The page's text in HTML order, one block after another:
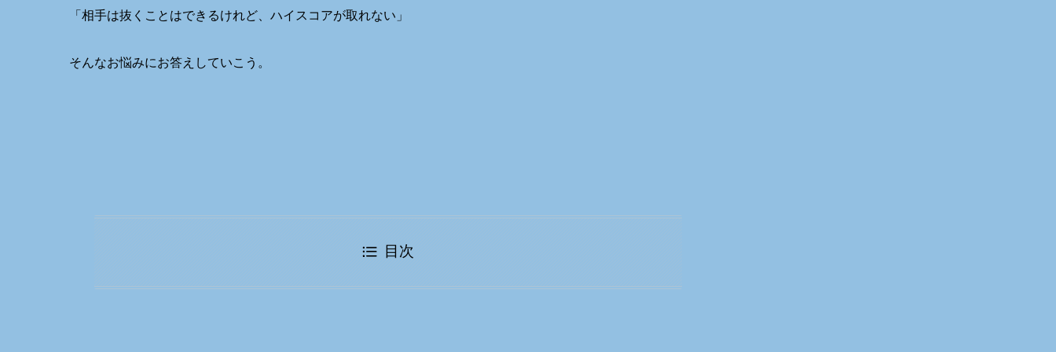
「相手は抜くことはできるけれど、ハイスコアが取れない」
そんなお悩みにお答えしていこう。
目次